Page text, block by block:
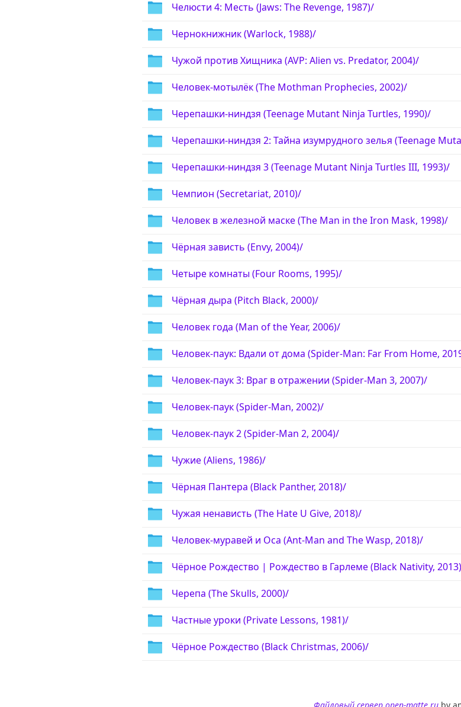
Челюсти 4: Месть (Jaws: The Revenge, 1987)/
Чернокнижник (Warlock, 1988)/
Чужой против Хищника (AVP: Alien vs. Predator, 2004)/
Человек-мотылёк (The Mothman Prophecies, 2002)/
Черепашки-ниндзя (Teenage Mutant Ninja Turtles, 1990)/
Черепашки-ниндзя 2: Тайна изумрудного зелья (Teenage
Черепашки-ниндзя 3 (Teenage Mutant Ninja Turtles III, 1993)/
Чемпион (Secretariat, 2010)/
Человек в железной маске (The Man in the Iron Mask, 1998)/
Чёрная зависть (Envy, 2004)/
Четыре комнаты (Four Rooms, 1995)/
Чёрная дыра (Pitch Black, 2000)/
Человек года (Man of the Year, 2006)/
Человек-паук: Вдали от дома (Spider-Man: Far From Home,
Человек-паук 3: Враг в отражении (Spider-Man 3, 2007)/
Человек-паук (Spider-Man, 2002)/
Человек-паук 2 (Spider-Man 2, 2004)/
Чужие (Aliens, 1986)/
Чёрная Пантера (Black Panther, 2018)/
Чужая ненависть (The Hate U Give, 2018)/
Человек-муравей и Оса (Ant-Man and The Wasp, 2018)/
Чёрное Рождество | Рождество в Гарлеме (Black Nativity,
Черепа (The Skulls, 2000)/
Частные уроки (Private Lessons, 1981)/
Чёрное Рождество (Black Christmas, 2006)/